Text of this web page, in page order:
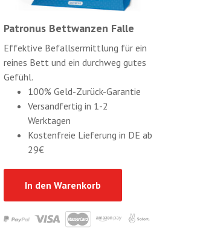
Patronus Bettwanzen Falle
Effektive Befallsermittlung für ein
reines Bett und ein durchweg gutes
Gefühl.
100% Geld-Zurück-Garantie
Versandfertig in 1-2
Werktagen
Kostenfreie Lieferung in DE ab
29€
In den Warenkorb